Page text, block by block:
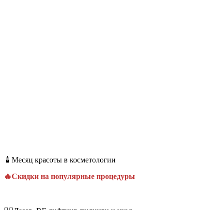
🧴Месяц красоты в косметологии
🔥Скидки на популярные процедуры